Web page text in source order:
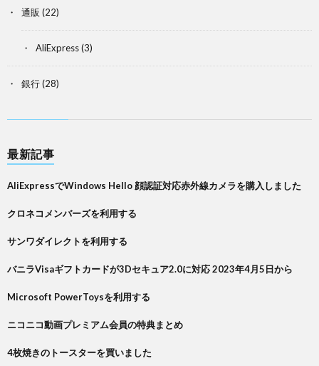
通販 (22)
AliExpress(3)
銀行(28)
最新記事
AliExpressでWindows Hello 顔認証対応赤外線カメラを購入しました
クロネコメンバーズを利用する
サンワダイレクトを利用する
バニラVisaギフトカードが3Dセキュア2.0に対応 2023年4月5日から
Microsoft PowerToysを利用する
ニコニコ動画プレミアム会員の特典まとめ
4枚焼きのトースターを買いました